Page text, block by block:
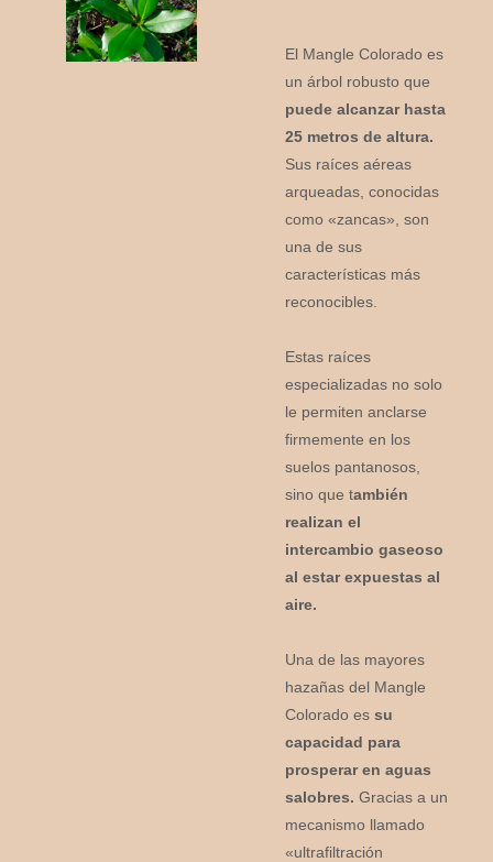
El Mangle Colorado es
un árbol robusto que
puede alcanzar hasta
25 metros de altura.
Sus raíces aéreas
arqueadas, conocidas
como «zancas», son
una de sus
características más
reconocibles.
Estas raíces
especializadas no solo
le permiten anclarse
firmemente en los
suelos pantanosos,
sino que también
realizan el
intercambio gaseoso
al estar expuestas al
aire.
Una de las mayores
hazañas del Mangle
Colorado essu
capacidad para
prosperar en aguas
salobres. Gracias a un
mecanismo llamado
«ultrafiltración